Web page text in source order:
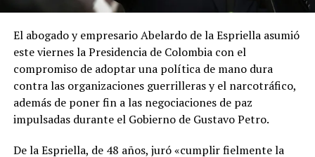
El abogado y empresario Abelardo de la Espriella asumió
este viernes la Presidencia de Colombia con el
compromiso de adoptar una política de mano dura
contra las organizaciones guerrilleras y el narcotráfico,
además de poner fin a las negociaciones de paz
impulsadas durante el Gobierno de Gustavo Petro.
De la Espriella, de 48 años, juró «cumplir fielmente la